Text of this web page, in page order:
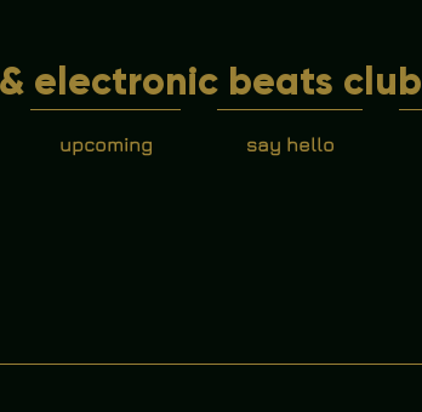
electronic beats club
upcoming say hello